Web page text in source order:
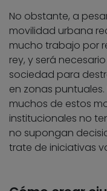
No obstante, a
movilidad urbana
mucho trabajo por
rey, y será
sociedad para
en zonas
muchos de estos
institucionales no
no supongan
trate de iniciativas